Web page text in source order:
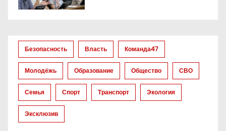
о
а
п
Безопасность Власть Команда47
Молодёжь Образование Общество СВО
Семья Спорт Транспорт Экология
Эксклюзив